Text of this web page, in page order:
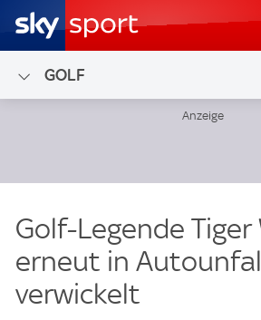
GOLF
Golf-Legende Tiger
erneut in
verwickelt